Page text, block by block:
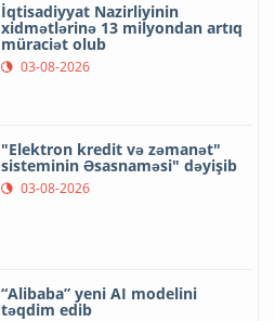
İqtisadiyyat Nazirliyinin
xidmətlərinə 13 milyondan artıq
müraciət olub
03-08-2026
"Elektron kredit və zəmanət"
sisteminin Əsasnaməsi" dəyişib
03-08-2026
“Alibaba” yeni AI modelini
təqdim edib